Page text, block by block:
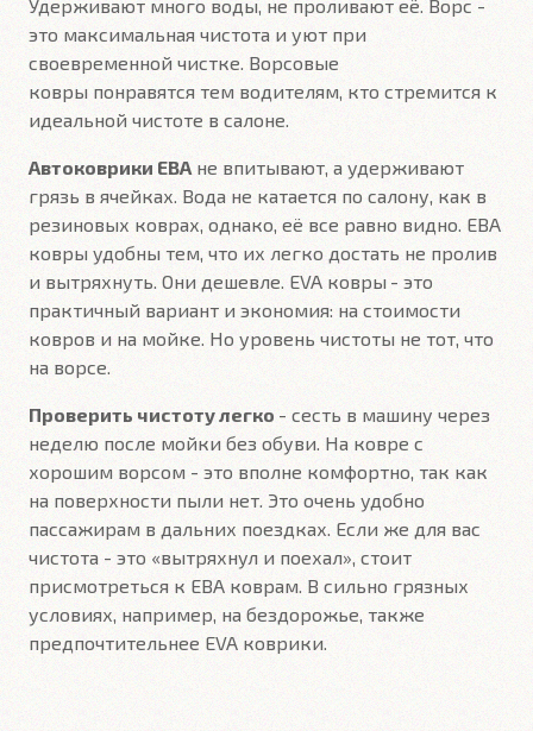
Удерживают много воды, не проливают её. Ворс -
это максимальная чистота и уют при
своевременной чистке. Ворсовые
ковры понравятся тем водителям, кто стремится к
идеальной чистоте в салоне.
Автоковрики ЕВА не впитывают, а удерживают
грязь в ячейках. Вода не катается по салону, как в
резиновых коврах, однако, её все равно видно. ЕВА
ковры удобны тем, что их легко достать не пролив
и вытряхнуть. Они дешевле. EVA ковры - это
практичный вариант и экономия: на стоимости
ковров и на мойке. Но уровень чистоты не тот, что
на ворсе.
Проверить чистоту легко - сесть в машину через
неделю после мойки без обуви. На ковре с
хорошим ворсом - это вполне комфортно, так как
на поверхности пыли нет. Это очень удобно
пассажирам в дальних поездках. Если же для вас
чистота - это «вытряхнул и поехал», стоит
присмотреться к ЕВА коврам. В сильно грязных
условиях, например, на бездорожье, также
предпочтительнее EVA коврики.